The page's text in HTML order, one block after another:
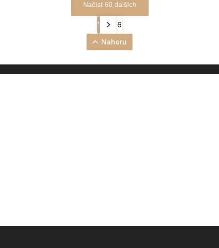
Načíst 60 dalších
1 6
Nahoru